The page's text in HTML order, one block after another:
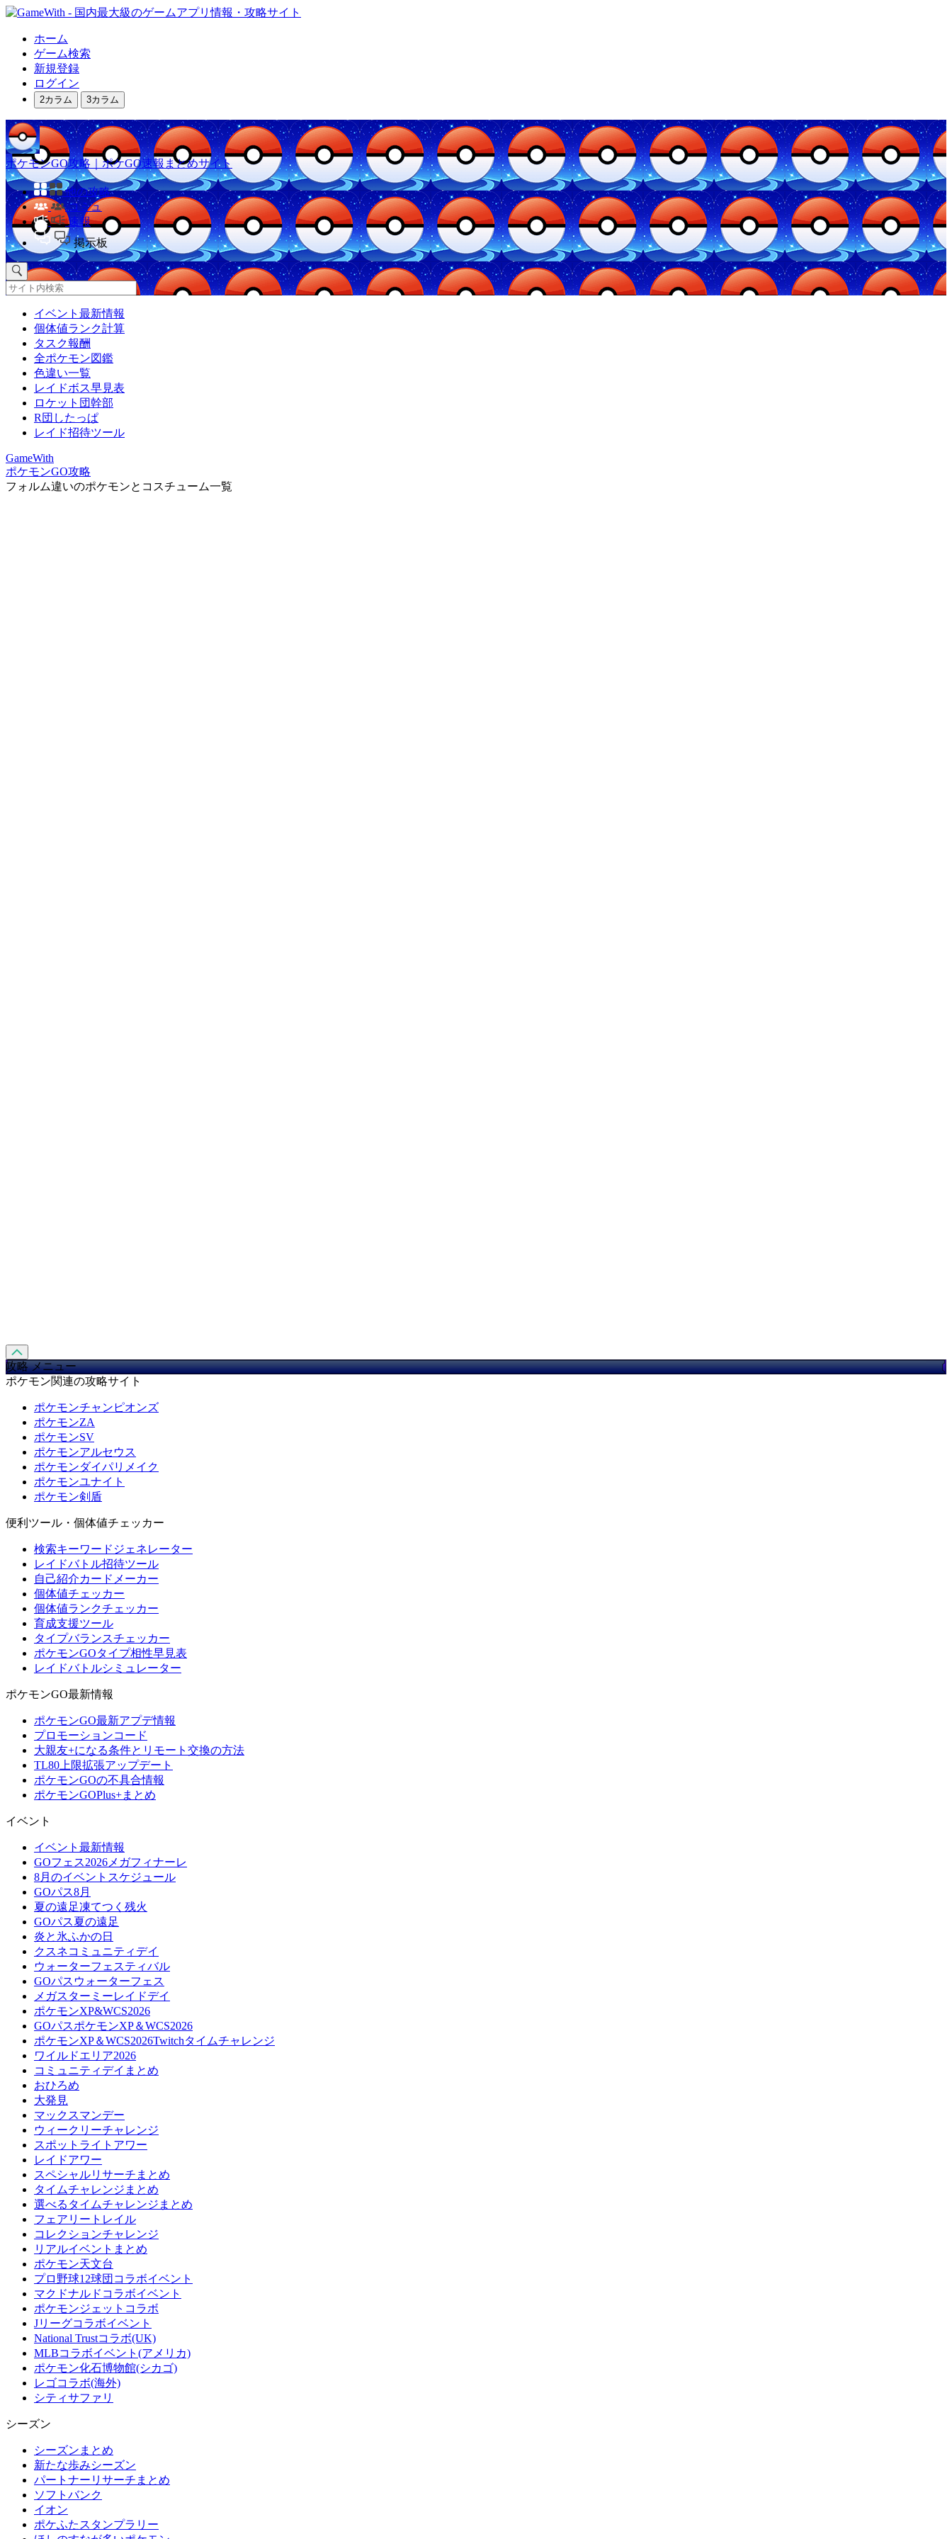
ホーム
ゲーム検索
新規登録
ログイン
2カラム 3カラム
ポケモンGO攻略｜ポケGO速報まとめサイト
他の攻略
コミュ
速報
掲示板
イベント最新情報
個体値ランク計算
タスク報酬
全ポケモン図鑑
色違い一覧
レイドボス早見表
ロケット団幹部
R団したっぱ
レイド招待ツール
GameWith
ポケモンGO攻略
フォルム違いのポケモンとコスチューム一覧
攻略 メニュー
ポケモン関連の攻略サイト
ポケモンチャンピオンズ
ポケモンZA
ポケモンSV
ポケモンアルセウス
ポケモンダイパリメイク
ポケモンユナイト
ポケモン剣盾
便利ツール・個体値チェッカー
検索キーワードジェネレーター
レイドバトル招待ツール
自己紹介カードメーカー
個体値チェッカー
個体値ランクチェッカー
育成支援ツール
タイプバランスチェッカー
ポケモンGOタイプ相性早見表
レイドバトルシミュレーター
ポケモンGO最新情報
ポケモンGO最新アプデ情報
プロモーションコード
大親友+になる条件とリモート交換の方法
TL80上限拡張アップデート
ポケモンGOの不具合情報
ポケモンGOPlus+まとめ
イベント
イベント最新情報
GOフェス2026メガフィナーレ
8月のイベントスケジュール
GOパス8月
夏の遠足凍てつく残火
GOパス夏の遠足
炎と氷ふかの日
クスネコミュニティデイ
ウォーターフェスティバル
GOパスウォーターフェス
メガスターミーレイドデイ
ポケモンXP&WCS2026
GOパスポケモンXP＆WCS2026
ポケモンXP＆WCS2026Twitchタイムチャレンジ
ワイルドエリア2026
コミュニティデイまとめ
おひろめ
大発見
マックスマンデー
ウィークリーチャレンジ
スポットライトアワー
レイドアワー
スペシャルリサーチまとめ
タイムチャレンジまとめ
選べるタイムチャレンジまとめ
フェアリートレイル
コレクションチャレンジ
リアルイベントまとめ
ポケモン天文台
プロ野球12球団コラボイベント
マクドナルドコラボイベント
ポケモンジェットコラボ
Jリーグコラボイベント
National Trustコラボ(UK)
MLBコラボイベント(アメリカ)
ポケモン化石博物館(シカゴ)
レゴコラボ(海外)
シティサファリ
シーズン
シーズンまとめ
新たな歩みシーズン
パートナーリサーチまとめ
ソフトバンク
イオン
ポケふたスタンプラリー